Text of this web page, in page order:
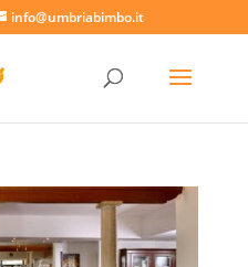
info@umbriabimbo.it